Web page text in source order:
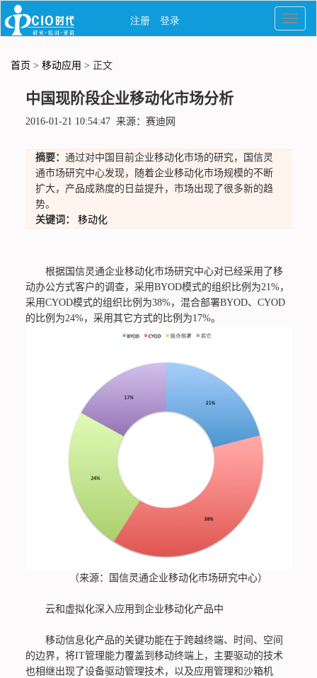
首页 > 移动应用 > 正文
中国现阶段企业移动化市场分析
2016-01-21 10:54:47 来源：赛迪网
摘要： 通过对中国目前企业移动化市场的研究，国信灵
通市场研究中心发现，随着企业移动化市场规模的不断
扩大，产品成熟度的日益提升，市场出现了很多新的趋
势。
关键词：
移动化
根据国信灵通企业移动化市场研究中心对已经采用了移
动办公方式客户的调查，采用BYOD模式的组织比例为21%，
采用CYOD模式的组织比例为38%，混合部署BYOD、CYOD
的比例为24%，采用其它方式的比例为17%。
（来源：国信灵通企业移动化市场研究中心）
云和虚拟化深入应用到企业移动化产品中
移动信息化产品的关键功能在于跨越终端、时间、空间
的边界，将IT管理能力覆盖到移动终端上，主要驱动的技术
也相继出现了设备驱动管理技术，以及应用管理和沙箱机